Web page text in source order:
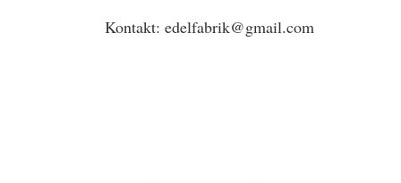
Kontakt: edelfabrik@gmail.com